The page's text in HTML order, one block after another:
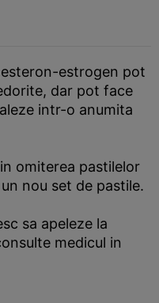
estrogen pot
dar pot face
intr-o anumita
omiterea pastilelor
nou set de pastile.
sa apeleze la
medicul in